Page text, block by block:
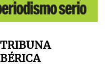
TRIBUNA